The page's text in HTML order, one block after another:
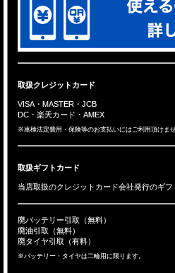
取扱クレジットカード
VISA・MASTER・JCB
DC・楽天カード・AMEX
※車検法定費用・保険等のお支払いにはご利用頂けませ
取扱ギフトカード
当店取扱のクレジットカード会社発行のギフ
廃バッテリー引取（無料）
廃油引取（無料）
廃タイヤ引取（有料）
※バッテリー・タイヤは二輪用に限ります。